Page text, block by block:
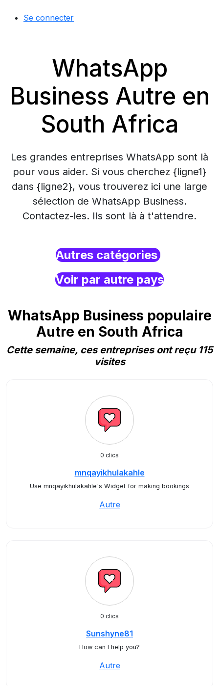
Se connecter
WhatsApp
Business Autre en
South Africa
Les grandes entreprises WhatsApp sont là
pour vous aider. Si vous cherchez {ligne1}
dans {ligne2}, vous trouverez ici une large
sélection de WhatsApp Business.
Contactez-les. Ils sont là à t'attendre.
Autres catégories
Voir par autre pays
WhatsApp Business populaire
Autre en South Africa
Cette semaine, ces entreprises ont reçu 115
visites
0 clics
mnqayikhulakahle
Use mnqayikhulakahle's Widget for making bookings
Autre
0 clics
Sunshyne81
How can I help you?
Autre